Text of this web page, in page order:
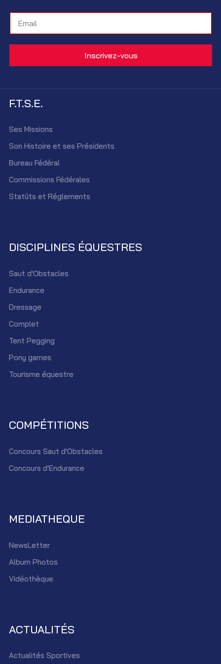
F.T.S.E.
Ses Missions
Son Histoire et ses Présidents
Bureau Fédéral
Commissions Fédérales
Statûts et Réglements
DISCIPLINES ÉQUESTRES
Saut d'Obstacles
Endurance
Dressage
Complet
Tent Pegging
Pony games
Tourisme équestre
COMPÉTITIONS
Concours Saut d'Obstacles
Concours d'Endurance
MEDIATHEQUE
NewsLetter
Album Photos
Vidéothèque
ACTUALITÉS
Actualités Sportives